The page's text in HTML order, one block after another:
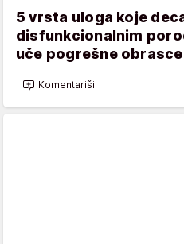
5 vrsta uloga koje
disfunkcionalnim
uče pogrešne
Komentariši